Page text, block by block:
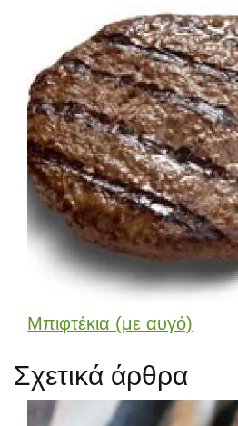
Μπιφτέκια (με αυγό)
Σχετικά άρθρα